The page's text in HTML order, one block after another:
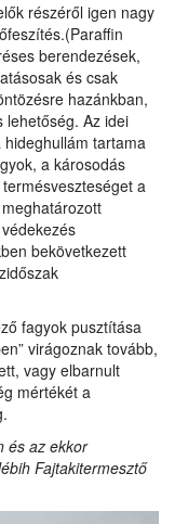
részéről igen nagy
berendezések,
és csak
hazánkban,
lehetőség. Az idei
tartama
a károsodás
a
bekövetkezett
fagyok pusztítása
virágoznak tovább,
vagy elbarnult
mértékét a
és az ekkor
Fajtakitermesztő